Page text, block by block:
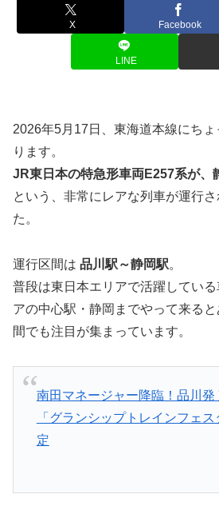
X Facebook
LINE
2026年5月17日、東海道本線にちょ
ります。
JR東日本の特急形車両E257系が、
という、非常にレアな列車が運行
た。
運行区間は 品川駅～静岡駅。
普段は東日本エリアで活躍してい
アの中心駅・静岡までやって来る
間でも注目が集まっています。
南田マネージャー降臨！品川発
「グランシップトレインフェ
定